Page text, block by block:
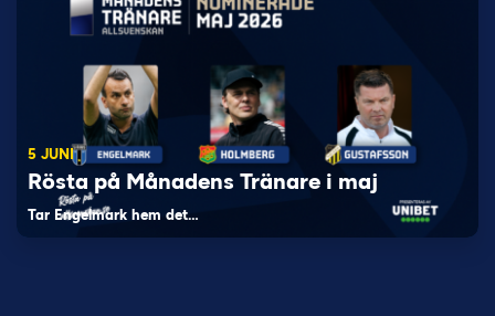
5 JUNI
Rösta på Månadens Tränare i maj
Tar Engelmark hem det…